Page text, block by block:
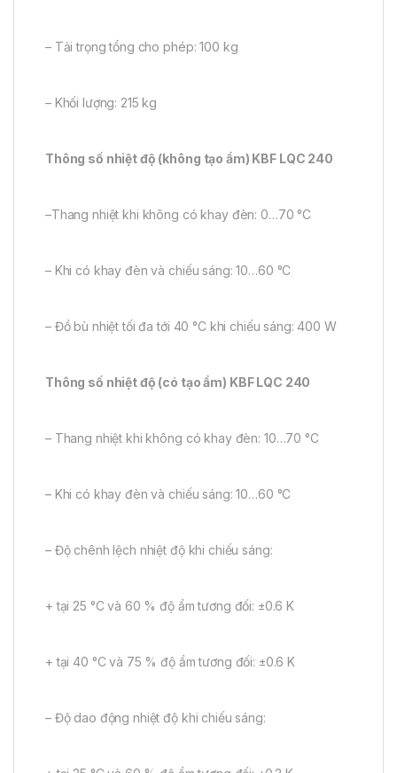
– Tải trọng tổng cho phép: 100 kg
– Khối lượng: 215 kg
Thông số nhiệt độ (không tạo ẩm) KBF LQC 240
–Thang nhiệt khi không có khay đèn: 0…70 °C
– Khi có khay đèn và chiếu sáng: 10…60 °C
– Đồ bù nhiệt tối đa tới 40 °C khi chiếu sáng: 400 W
Thông số nhiệt độ (có tạo ẩm) KBF LQC 240
– Thang nhiệt khi không có khay đèn: 10…70 °C
– Khi có khay đèn và chiếu sáng: 10…60 °C
– Độ chênh lệch nhiệt độ khi chiếu sáng:
+ tại 25 °C và 60 % độ ẩm tương đối: ±0.6 K
+ tại 40 °C và 75 % độ ẩm tương đối: ±0.6 K
– Độ dao động nhiệt độ khi chiếu sáng: